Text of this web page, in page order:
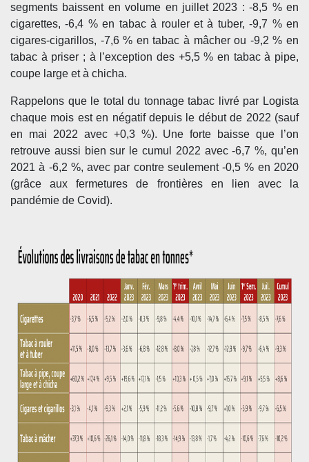
segments baissent en volume en juillet 2023 : -8,5 % en
cigarettes, -6,4 % en tabac à rouler et à tuber, -9,7 % en
cigares-cigarillos, -7,6 % en tabac à mâcher ou -9,2 % en
tabac à priser ; à l’exception des +5,5 % en tabac à pipe,
coupe large et à chicha.
Rappelons que le total du tonnage tabac livré par Logista
chaque mois est en négatif depuis le début de 2022 (sauf
en mai 2022 avec +0,3 %). Une forte baisse que l’on
retrouve aussi bien sur le cumul 2022 avec -6,7 %, qu’en
2021 à -6,2 %, avec par contre seulement -0,5 % en 2020
(grâce aux fermetures de frontières en lien avec la
pandémie de Covid).